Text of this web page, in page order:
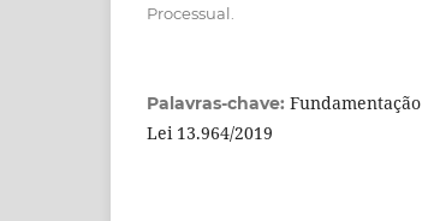
Processual.
Palavras-chave:
Lei 13.964/2019